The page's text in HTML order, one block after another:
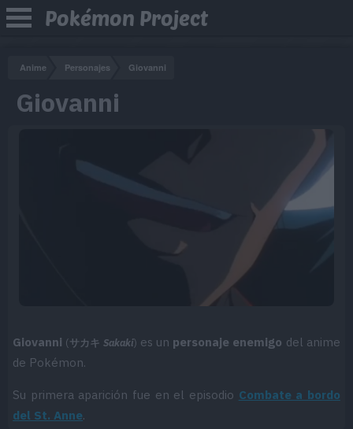
Pokémon Project
Anime Personajes Giovanni
Giovanni
Giovanni (サカキ Sakaki) es un personaje enemigo del anime
de Pokémon.
Su primera aparición fue en el episodio Combate a bordo
del St. Anne.